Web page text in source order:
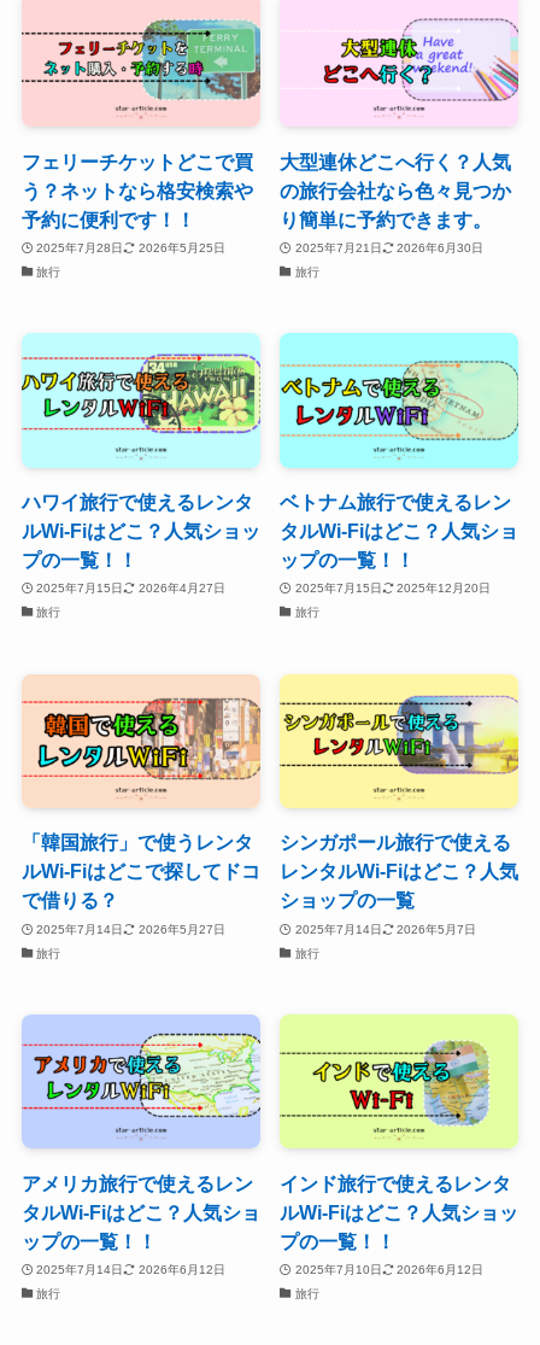
フェリーチケットどこで買
う？ネットなら格安検索や
予約に便利です！！
2025年7月28日
2026年5月25日
旅行
大型連休どこへ行く？人気
の旅行会社なら色々見つか
り簡単に予約できます。
2025年7月21日
2026年6月30日
旅行
ハワイ旅行で使えるレンタ
ルWi-Fiはどこ？人気ショッ
プの一覧！！
2025年7月15日
2026年4月27日
旅行
ベトナム旅行で使えるレン
タルWi-Fiはどこ？人気ショ
ップの一覧！！
2025年7月15日
2025年12月20日
旅行
「韓国旅行」で使うレンタ
ルWi-Fiはどこで探してドコ
で借りる？
2025年7月14日
2026年5月27日
旅行
シンガポール旅行で使える
レンタルWi-Fiはどこ？人気
ショップの一覧
2025年7月14日
2026年5月7日
旅行
アメリカ旅行で使えるレン
タルWi-Fiはどこ？人気ショ
ップの一覧！！
2025年7月14日
2026年6月12日
旅行
インド旅行で使えるレンタ
ルWi-Fiはどこ？人気ショッ
プの一覧！！
2025年7月10日
2026年6月12日
旅行